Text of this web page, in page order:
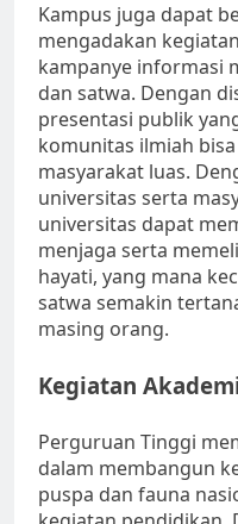
Kampus juga dapat
mengadakan
kampanye informasi
dan satwa. Dengan
presentasi publik
komunitas ilmiah
masyarakat luas.
universitas serta
universitas dapat
menjaga serta
hayati, yang mana
satwa semakin
masing orang.
Kegiatan
Perguruan Tinggi
dalam membangun
puspa dan fauna